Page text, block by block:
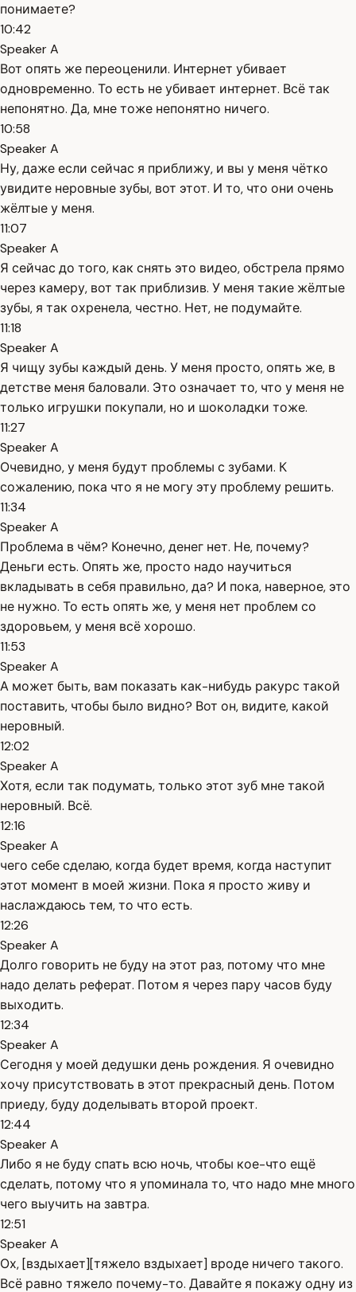
понимаете?
10:42
Speaker A
Вот опять же переоценили. Интернет убивает
одновременно. То есть не убивает интернет. Всё так
непонятно. Да, мне тоже непонятно ничего.
10:58
Speaker A
Ну, даже если сейчас я приближу, и вы у меня чётко
увидите неровные зубы, вот этот. И то, что они очень
жёлтые у меня.
11:07
Speaker A
Я сейчас до того, как снять это видео, обстрела прямо
через камеру, вот так приблизив. У меня такие жёлтые
зубы, я так охренела, честно. Нет, не подумайте.
11:18
Speaker A
Я чищу зубы каждый день. У меня просто, опять же, в
детстве меня баловали. Это означает то, что у меня не
только игрушки покупали, но и шоколадки тоже.
11:27
Speaker A
Очевидно, у меня будут проблемы с зубами. К
сожалению, пока что я не могу эту проблему решить.
11:34
Speaker A
Проблема в чём? Конечно, денег нет. Не, почему?
Деньги есть. Опять же, просто надо научиться
вкладывать в себя правильно, да? И пока, наверное, это
не нужно. То есть опять же, у меня нет проблем со
здоровьем, у меня всё хорошо.
11:53
Speaker A
А может быть, вам показать как-нибудь ракурс такой
поставить, чтобы было видно? Вот он, видите, какой
неровный.
12:02
Speaker A
Хотя, если так подумать, только этот зуб мне такой
неровный. Всё.
12:16
Speaker A
чего себе сделаю, когда будет время, когда наступит
этот момент в моей жизни. Пока я просто живу и
наслаждаюсь тем, то что есть.
12:26
Speaker A
Долго говорить не буду на этот раз, потому что мне
надо делать реферат. Потом я через пару часов буду
выходить.
12:34
Speaker A
Сегодня у моей дедушки день рождения. Я очевидно
хочу присутствовать в этот прекрасный день. Потом
приеду, буду доделывать второй проект.
12:44
Speaker A
Либо я не буду спать всю ночь, чтобы кое-что ещё
сделать, потому что я упоминала то, что надо мне много
чего выучить на завтра.
12:51
Speaker A
Ох, [вздыхает][тяжело вздыхает] вроде ничего такого.
Всё равно тяжело почему-то. Давайте я покажу одну из